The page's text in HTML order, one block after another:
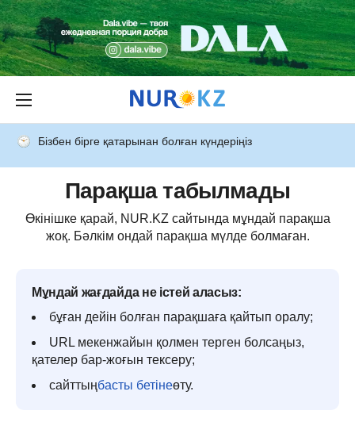
Бізбен бірге қатарынан болған күндеріңіз
Парақша табылмады
Өкінішке қарай, NUR.KZ сайтында мұндай парақша
жоқ. Бәлкім ондай парақша мүлде болмаған.
Мұндай жағдайда не істей аласыз:
бұған дейін болған парақшаға қайтып оралу;
URL мекенжайын қолмен терген болсаңыз,
қателер бар-жоғын тексеру;
сайттыңбасты бетінеөту.